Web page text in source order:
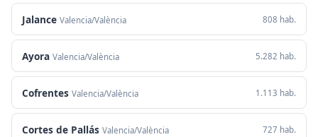
Jalance Valencia/València 808 hab.
Ayora Valencia/València 5.282 hab.
Cofrentes Valencia/València 1.113 hab.
Cortes de Pallás Valencia/València 727 hab.